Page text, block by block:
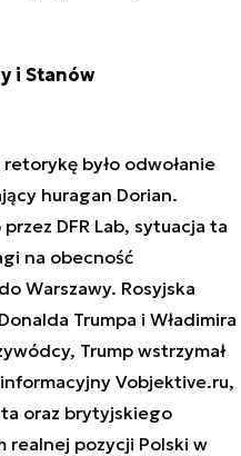
i Stanów
było odwołanie
huragan Dorian.
DFR Lab, sytuacja ta
na obecność
Warszawy. Rosyjska
Trumpa i Władimira
Trump wstrzymał
Vobjektive.ru,
oraz brytyjskiego
realnej pozycji Polski w